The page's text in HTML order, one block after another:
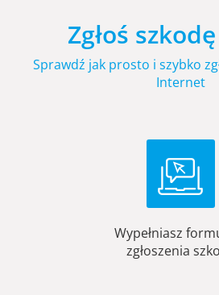
Zgłoś
Sprawdź jak prosto i szybko
Internet
Wypełniasz
zgłoszenia